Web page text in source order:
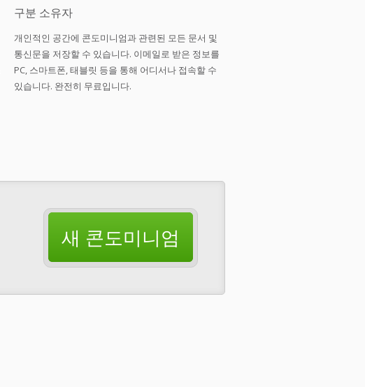
구분 소유자
개인적인 공간에 콘도미니엄과 관련된 모든 문서 및
통신문을 저장할 수 있습니다. 이메일로 받은 정보를
PC, 스마트폰, 태블릿 등을 통해 어디서나 접속할 수
있습니다. 완전히 무료입니다.
새 콘도미니엄